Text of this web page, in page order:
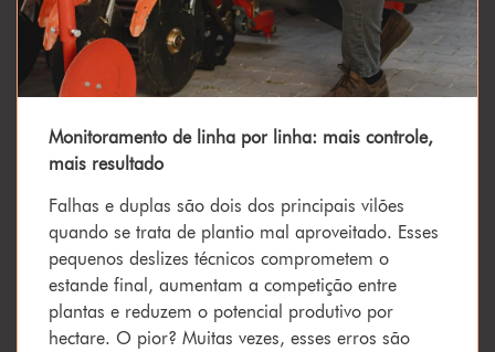
Monitoramento de linha por linha: mais controle,
mais resultado
Falhas e duplas são dois dos principais vilões
quando se trata de plantio mal aproveitado. Esses
pequenos deslizes técnicos comprometem o
estande final, aumentam a competição entre
plantas e reduzem o potencial produtivo por
hectare. O pior? Muitas vezes, esses erros são